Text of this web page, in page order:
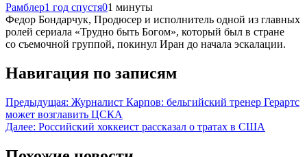
Рамблер1 год спустя01 минуты
Федор Бондарчук, Продюсер и исполнитель одной из главных
ролей сериала «Трудно быть Богом», который был в стране
со съемочной группой, покинул Иран до начала эскалации.
Навигация по записям
Предыдущая: Журналист Карпов: бельгийский тренер Герартс
может возглавить ЦСКА
Далее: Российский хоккеист рассказал о тратах в США